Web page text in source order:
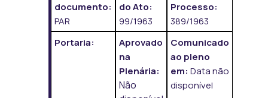
documento:
PAR
do Ato:
99/1963
Processo:
389/1963
Portaria:
Aprovado
na
Plenária:
Não
Comunicado
ao pleno
em: Data não
disponível